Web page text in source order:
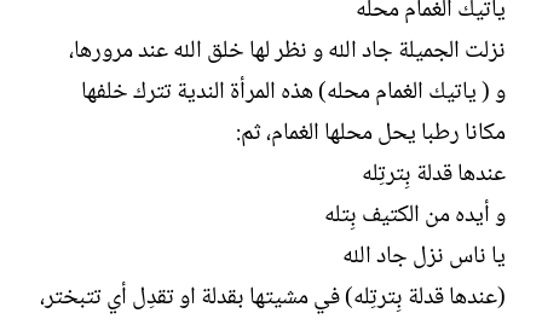
ياتيك الغمام محله
نزلت الجميلة جاد الله و نظر لها خلق الله عند مرورها،
و ( ياتيك الغمام محله) هذه المرأة الندية تترك خلفها
مكانا رطبا يحل محلها الغمام، ثم:
عندها قدلة بِترتِله
و أيده من الكتيف بِتله
يا ناس نزل جاد الله
(عندها قدلة بِترتِله) في مشيتها بقدلة او تقدِل أي تتبختر،